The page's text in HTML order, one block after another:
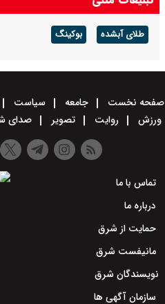
طلای آبشده بوکینگ
صفحه نخست جامعه سیاست
ورزش
روایت تصویر صدای
تماس با ما
درباره ما
حمایت از شرق
مانیفست شرق
نویسندگان شرق
سازمان آگهی ها